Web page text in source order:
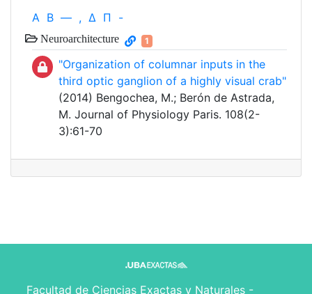
Α Β — , Δ Π -
Neuroarchitecture 1
"Organization of columnar inputs in the
third optic ganglion of a highly visual crab"
(2014) Bengochea, M.; Berón de Astrada,
M. Journal of Physiology Paris. 108(2-
3):61-70
Facultad de Ciencias Exactas y Naturales -